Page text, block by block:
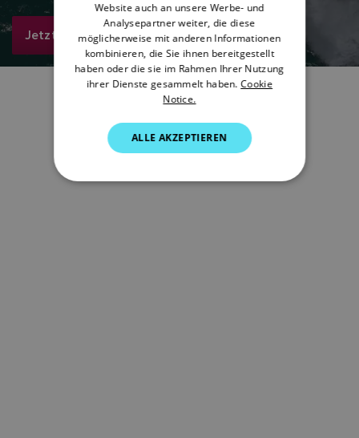
Jetzt suchen
SWEDISH
GERMAN
DUTCH
NORWEGIAN
FINNISH
Website auch an unsere Werbe- und
Analysepartner weiter, die diese
möglicherweise mit anderen Informationen
kombinieren, die Sie ihnen bereitgestellt
haben oder die sie im Rahmen Ihrer Nutzung
ihrer Dienste gesammelt haben. Cookie
Notice.
ALLE AKZEPTIEREN